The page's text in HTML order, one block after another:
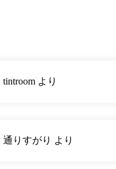
tintroom より
通りすがり より